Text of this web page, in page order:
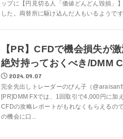
ップに【円見切る人「価値どんどん毀損」
した。両替所に駆け込んだ人もいるようで
【PR】CFDで機会損失が
絶対持っておくべき/DMM
2024.09.07
完全先出しトレーダーのびん子（
[PR]DMM FXでは、1回取引で4,000円に加
CFDの攻略レポートがもれなくもらえるの
の機会に口...